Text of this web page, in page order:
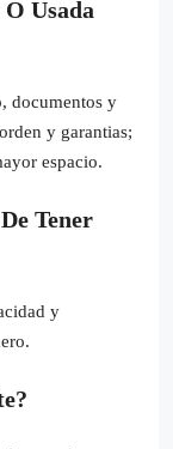
Usada
documentos y
y garantias;
espacio.
Tener
y